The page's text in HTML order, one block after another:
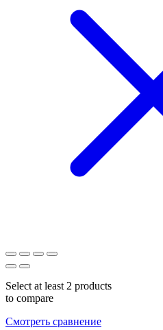
Select at least 2 products
to compare
Смотреть сравнение